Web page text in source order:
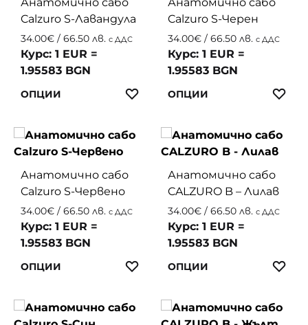
The
options
may
on
the
page
chosen
the
Calzuro S-Лавандула
34.00€ / 66.50 лв. с ДДС
Курс: 1 EUR =
1.95583 BGN
ОПЦИИ
This
multiple
variants.
The
options
may
on
the
page
ЛЮБИМИ
Calzuro S-Черен
34.00€ / 66.50 лв. с ДДС
Курс: 1 EUR =
1.95583 BGN
ОПЦИИ
This
The
may
on
the
page
Анатомично сабо
Calzuro S-Червено
34.00€ / 66.50 лв. с ДДС
Курс: 1 EUR =
1.95583 BGN
ОПЦИИ
This
multiple
ЛЮБИМИ
Анатомично сабо
CALZURO B – Лилав
34.00€ / 66.50 лв. с ДДС
Курс: 1 EUR =
1.95583 BGN
ОПЦИИ
This